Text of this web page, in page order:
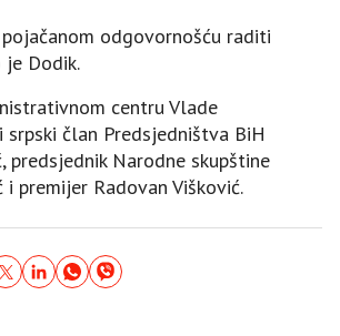
odgovornošću raditi
je Dodik.
centru Vlade
član Predsjedništva BiH
predsjednik Narodne skupštine
i premijer Radovan Višković.